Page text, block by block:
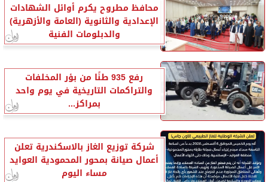
محافظ مطروح يكرم أوائل الشهادات
الإعدادية والثانوية (العامة والأزهرية)
والدبلومات الفنية
رفع 935 طنًا من بؤر المخلفات
والتراكمات التاريخية في يوم واحد
بمراكز...
شركة توزيع الغاز بالاسكندرية تعلن
أعمال صيانة بمحور المحمودية العوايد
مساء اليوم